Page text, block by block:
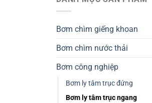
Bơm chìm giếng khoan
Bơm chìm nước thải
Bơm công nghiệp
Bơm ly tâm trục đứng
Bơm ly tâm trục ngang